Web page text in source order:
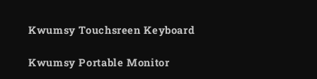
Kwumsy Touchsreen Keyboard
Kwumsy Portable Monitor